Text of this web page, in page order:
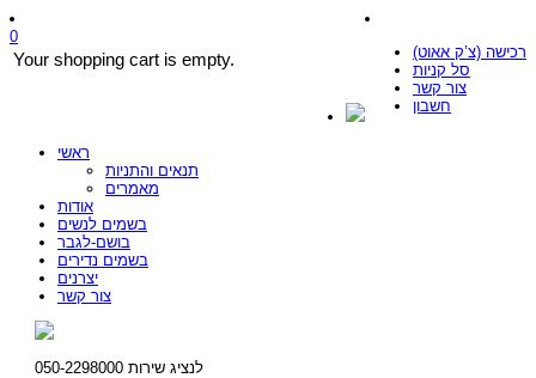
רכישה (צ’ק אאוט)
סל קניות
צור קשר
חשבון
0
Your shopping cart is empty.
ראשי
תנאים והתניות
מאמרים
אודות
בשמים לנשים
בושם-לגבר
בשמים נדירים
יצרנים
צור קשר
לנציג שירות 050-2298000